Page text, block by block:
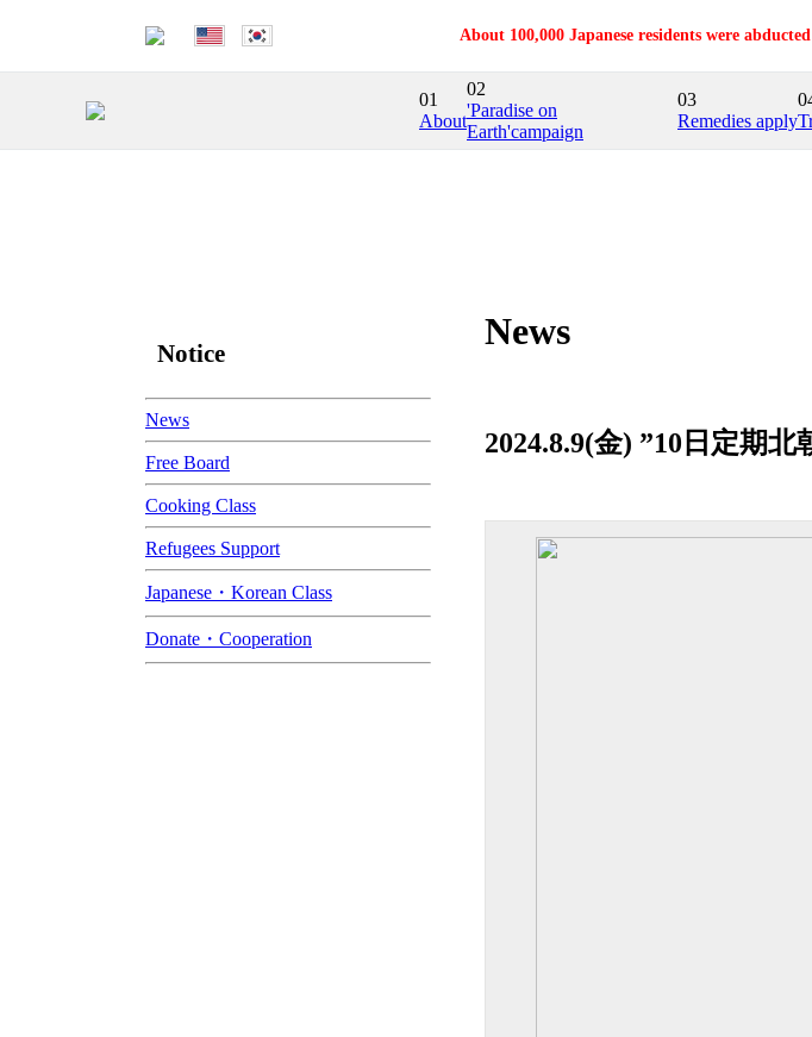
About 100,000 Japanese residents were
01
About
02
'Paradise on
Earth'campaign
03
Remedies apply
Notice
News
Free Board
Cooking Class
Refugees Support
Japanese・Korean Class
Donate・Cooperation
News
2024.8.9(金) ”10日定期